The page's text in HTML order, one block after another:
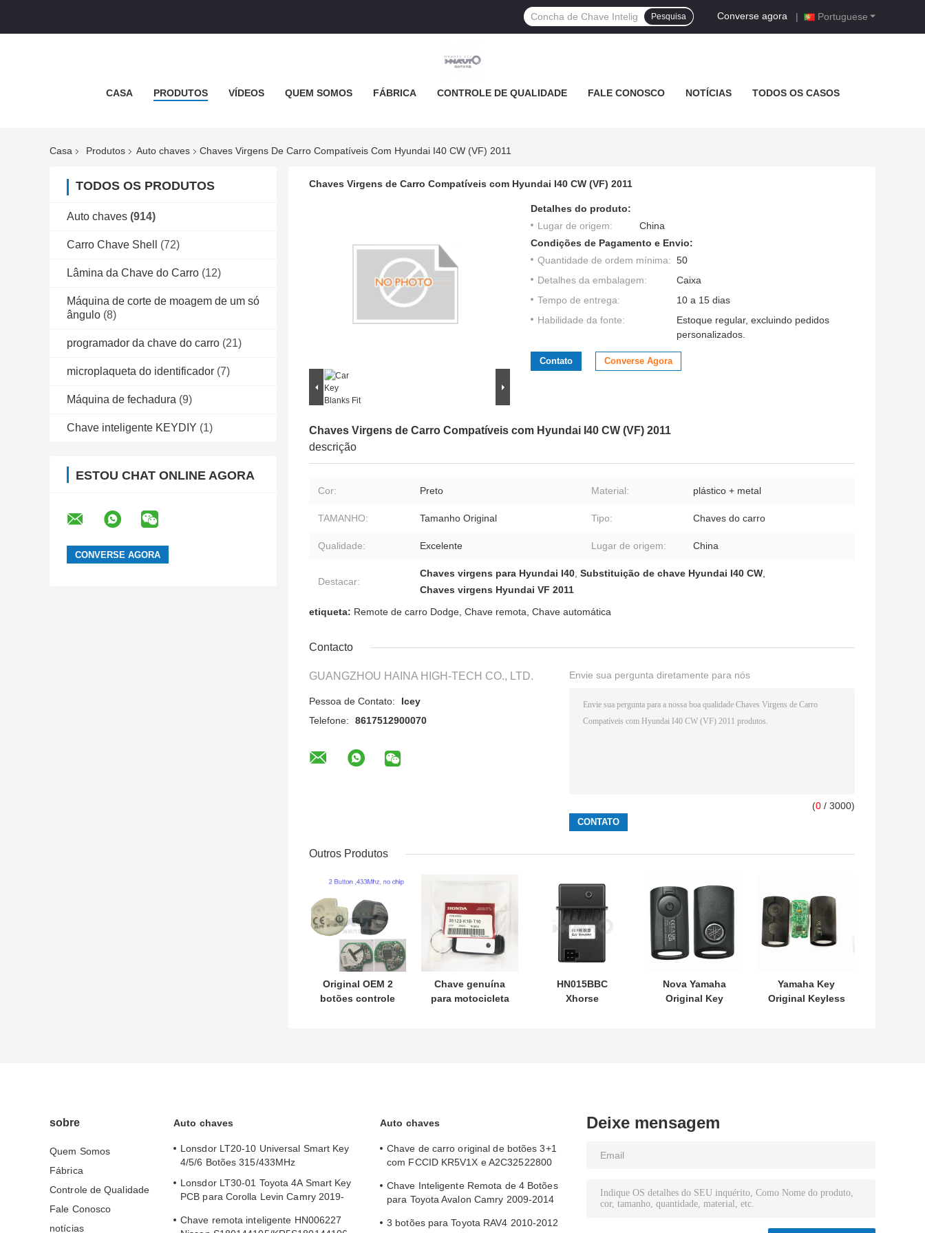
Portuguese
Converse agora |
Pesquisa
CASA PRODUTOS VÍDEOS QUEM SOMOS FÁBRICA CONTROLE DE QUALIDADE FALE CONOSCO NOTÍCIAS TODOS OS CASOS
Casa Produtos Auto chaves Chaves Virgens De Carro Compatíveis Com Hyundai I40 CW (VF) 2011
TODOS OS PRODUTOS
Auto chaves (914)
Carro Chave Shell (72)
Lâmina da Chave do Carro (12)
Máquina de corte de moagem de um só
ângulo (8)
programador da chave do carro (21)
microplaqueta do identificador (7)
Máquina de fechadura (9)
Chave inteligente KEYDIY (1)
ESTOU CHAT ONLINE AGORA
Chaves Virgens de Carro Compatíveis com Hyundai I40 CW (VF) 2011
Detalhes do produto:
Lugar de origem:
China
Condições de Pagamento e Envio:
Quantidade de ordem mínima: 50
Detalhes da embalagem:
Caixa
Tempo de entrega:
10 a 15 dias
Habilidade da fonte:
Estoque regular, excluindo pedidos
personalizados.
Contato Converse Agora
Chaves Virgens de Carro Compatíveis com Hyundai I40 CW (VF) 2011
descrição
Cor: Preto Material: plástico + metal
TAMANHO: Tamanho Original Tipo: Chaves do carro
Qualidade: Excelente Lugar de origem: China
Destacar:
Chaves virgens para Hyundai I40, Substituição de chave Hyundai I40 CW,
Chaves virgens Hyundai VF 2011
etiqueta: Remote de carro Dodge, Chave remota, Chave automática
Contacto
GUANGZHOU HAINA HIGH-TECH CO., LTD.
Pessoa de Contato:
Icey
Telefone:
8617512900070
Envie sua pergunta diretamente para nós
(0 / 3000)
Outros Produtos
Original OEM 2
botões controle
Chave genuína
para motocicleta
HN015BBC
Xhorse
Nova Yamaha
Original Key
Yamaha Key
Original Keyless
sobre
Quem Somos
Fábrica
Controle de Qualidade
Fale Conosco
notícias
Auto chaves
Lonsdor LT20-10 Universal Smart Key
4/5/6 Botões 315/433MHz
Lonsdor LT30-01 Toyota 4A Smart Key
PCB para Corolla Levin Camry 2019-
Chave remota inteligente HN006227
Auto chaves
Chave de carro original de botões 3+1
com FCCID KR5V1X e A2C32522800
Chave Inteligente Remota de 4 Botões
para Toyota Avalon Camry 2009-2014
3 botões para Toyota RAV4 2010-2012
Deixe mensagem